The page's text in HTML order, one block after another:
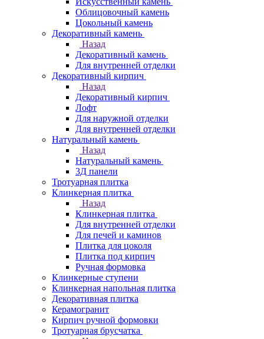
Облицовочный камень
Цокольный камень
Декоративный камень
Назад
Декоративный камень
Для внутренней отделки
Декоративный кирпич
Назад
Декоративный кирпич
Лофт
Для наружной отделки
Для внутренней отделки
Натуральный камень
Назад
Натуральный камень
3Д панели
Тротуарная плитка
Клинкерная плитка
Назад
Клинкерная плитка
Для внутренней отделки
Для печей и каминов
Плитка для цоколя
Плитка под кирпич
Ручная формовка
Клинкерные ступени
Клинкерная напольная плитка
Декоративная плитка
Керамогранит
Кирпич ручной формовки
Тротуарная брусчатка